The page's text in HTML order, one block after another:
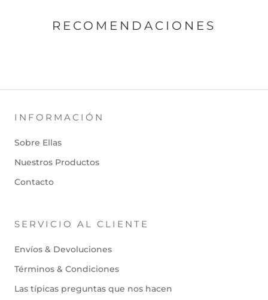
RECOMENDACIONES
INFORMACIÓN
Sobre Ellas
Nuestros Productos
Contacto
SERVICIO AL CLIENTE
Envíos & Devoluciones
Términos & Condiciones
Las típicas preguntas que nos hacen